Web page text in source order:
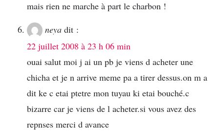
mais rien ne marche à part le charbon !
neya dit :
22 juillet 2008 à 23 h 06 min
ouai salut moi j ai un pb je viens d acheter une
chicha et je n arrive meme pa a tirer dessus.on m a
dit ke c etai ptetre mon tuyau ki etai bouché.c
bizarre car je viens de l acheter.si vous avez des
repnses merci d avance